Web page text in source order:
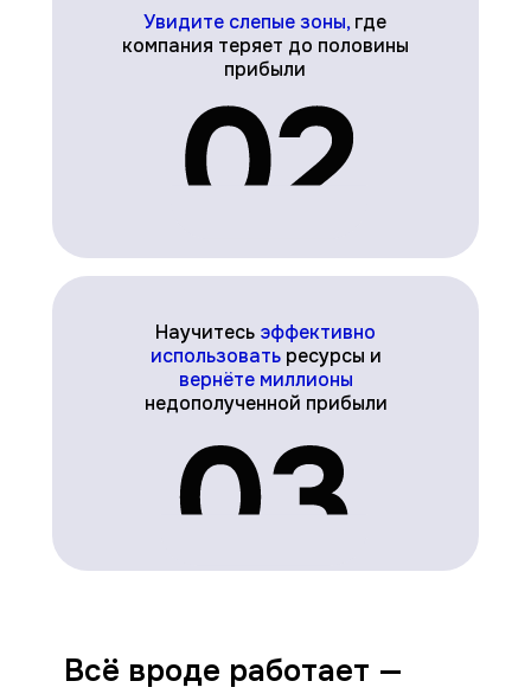
Научитесь эффективно
использоватьресурсы и
вернёте миллионы
недополученной прибыли
Увидите слепые зоны,где
компания теряет до половины
прибыли
Всё вроде работает —